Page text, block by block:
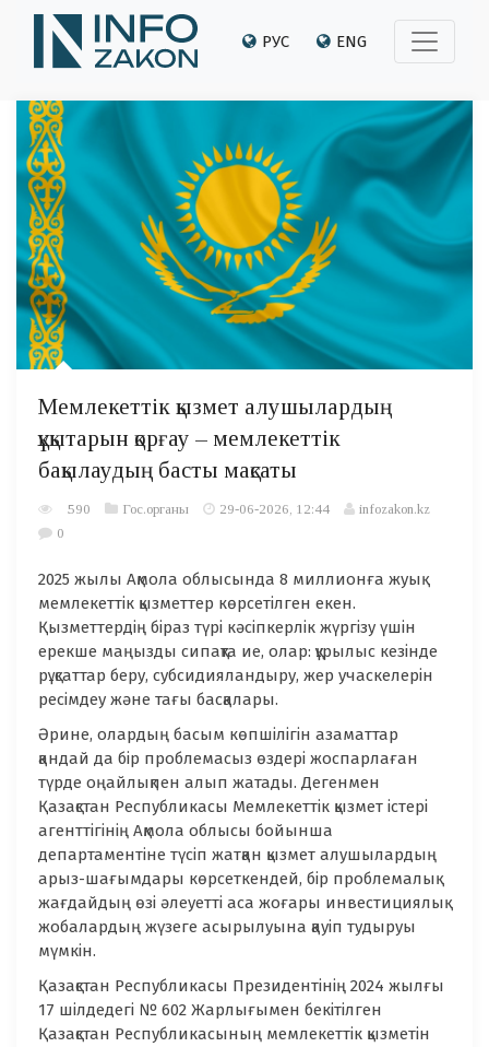
РУС ENG
Мемлекеттік қызмет алушылардың
құқытарын қорғау – мемлекеттік
бақылаудың басты мақсаты
590 Гос.органы 29-06-2026, 12:44
infozakon.kz
0
2025 жылы Ақмола облысында 8 миллионға жуық
мемлекеттік қызметтер көрсетілген екен.
Қызметтердің біраз түрі кәсіпкерлік жүргізу үшін
ерекше маңызды сипақта ие, олар: құрылыс кезінде
рұқсаттар беру, субсидияландыру, жер учаскелерін
ресімдеу және тағы басқалары.
Әрине, олардың басым көпшілігін азаматтар
қандай да бір проблемасыз өздері жоспарлаған
түрде оңайлықпен алып жатады. Дегенмен
Қазақстан Республикасы Мемлекеттік қызмет істері
агенттігінің Ақмола облысы бойынша
департаментіне түсіп жатқан қызмет алушылардың
арыз-шағымдары көрсеткендей, бір проблемалық
жағдайдың өзі әлеуетті аса жоғары инвестициялық
жобалардың жүзеге асырылуына қауіп тудыруы
мүмкін.
Қазақстан Республикасы Президентінің 2024 жылғы
17 шілдедегі № 602 Жарлығымен бекітілген
Қазақстан Республикасының мемлекеттік қызметін